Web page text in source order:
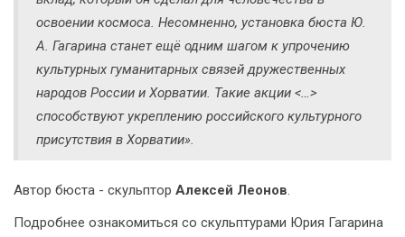
освоении космоса. Несомненно, установка бюста Ю.
А. Гагарина станет ещё одним шагом к упрочению
культурных гуманитарных связей дружественных
народов России и Хорватии. Такие акции <…>
способствуют укреплению российского культурного
присутствия в Хорватии».
Автор бюста - скульптор Алексей Леонов.
Подробнее ознакомиться со скульптурами Юрия Гагарина